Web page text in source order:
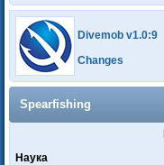
Divemob v1.0:9
Changes
Spearfishing
Наука